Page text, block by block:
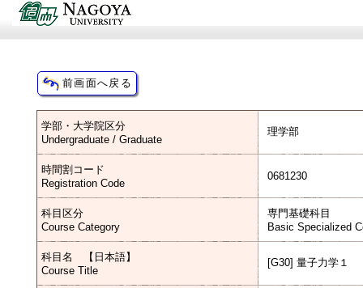
学部・大学院区分
Undergraduate / Graduate
理学部
時間割コード
Registration Code
0681230
科目区分
Course Category
専門基礎科目
Basic Specialized
科目名 【日本語】
Course Title
[G30] 量子力学１